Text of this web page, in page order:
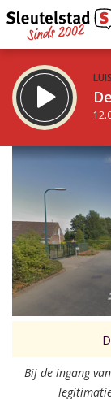
STRAKS:
17.00 - 19.00 uur
Vorig uur
Inklappen
Bij de ingang